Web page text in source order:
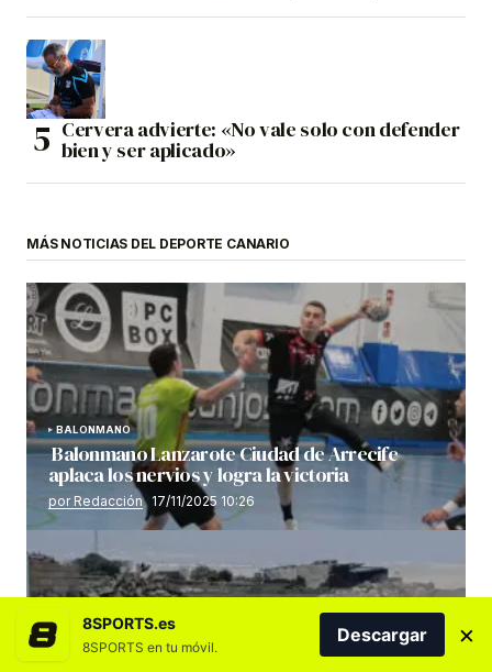
Cervera advierte: «No vale solo con defender
bien y ser aplicado»
MÁS NOTICIAS DEL DEPORTE CANARIO
BALONMANO
Balonmano Lanzarote Ciudad de Arrecife
aplaca los nervios y logra la victoria
por Redacción 17/11/2025 10:26
8SPORTS.es
8SPORTS en tu móvil.
Descargar ×